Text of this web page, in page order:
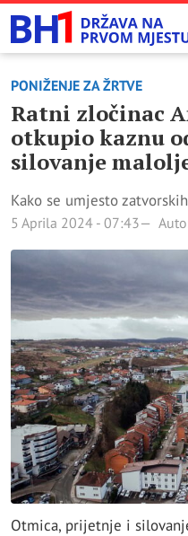
PONIŽENJE ZA ŽRTVE
Ratni zločinac
otkupio kaznu
silovanje
Kako se umjesto
5 Aprila 2024 - 07:43
Otmica, prijetnje i